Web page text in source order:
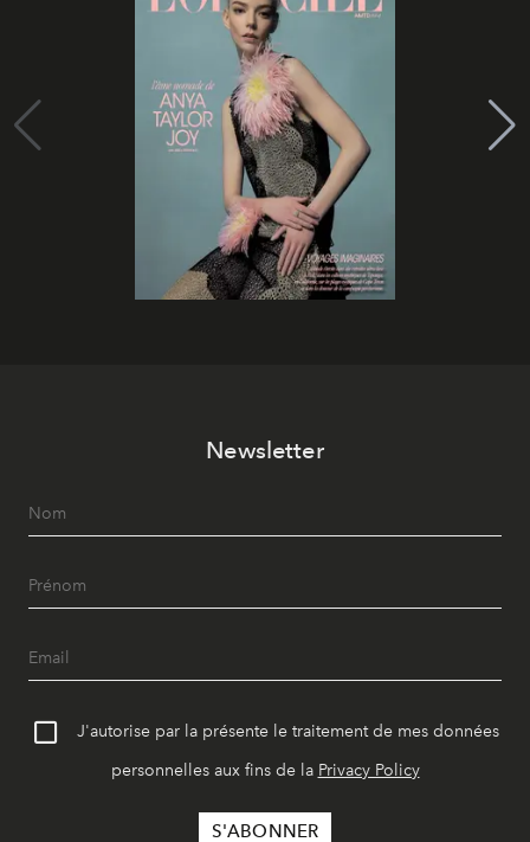
Newsletter
J'autorise par la présente le traitement de mes données
personnelles aux fins de la Privacy Policy